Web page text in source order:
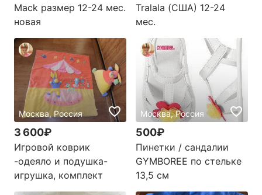
Mack размер 12-24 мес.
новая
Tralala (США) 12-24
мес.
Москва, Россия
3 600₽
Игровой коврик
-одеяло и подушка-
игрушка, комплект
Москва, Россия
500₽
Пинетки / сандалии
GYMBOREE по стельке
13,5 см